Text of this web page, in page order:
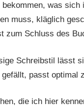
was sich
muss, kläglich
zum Schluss des
Schreibstil lässt
passt optimal
die ich hier